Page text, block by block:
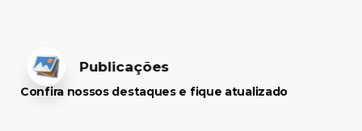
Publicações
Confira nossos destaques e fique atualizado